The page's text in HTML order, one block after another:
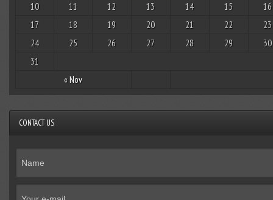
« Nov
10
11 12 13 14 15
16
17
18 19 20 21 22
23
24
25 26 27 28 29
30
31
CONTACT US